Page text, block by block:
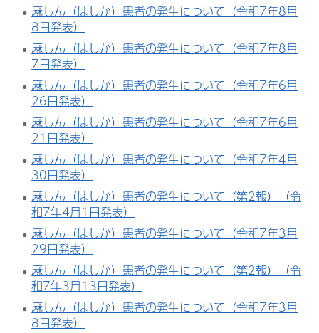
麻しん（はしか）患者の発生について（令和7年8月
8日発表）
麻しん（はしか）患者の発生について（令和7年8月
7日発表）
麻しん（はしか）患者の発生について（令和7年6月
26日発表）
麻しん（はしか）患者の発生について（令和7年6月
21日発表）
麻しん（はしか）患者の発生について（令和7年4月
30日発表）
麻しん（はしか）患者の発生について（第2報）（令
和7年4月1日発表）
麻しん（はしか）患者の発生について（令和7年3月
29日発表）
麻しん（はしか）患者の発生について（第2報）（令
和7年3月13日発表）
麻しん（はしか）患者の発生について（令和7年3月
8日発表）